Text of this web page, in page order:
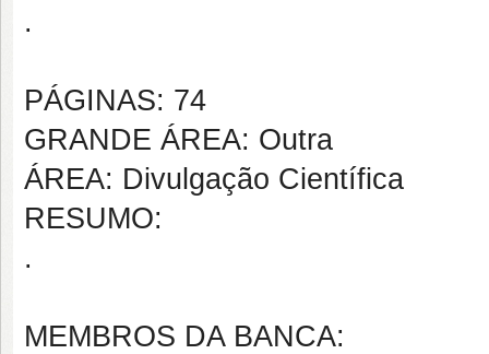
.
PÁGINAS: 74
GRANDE ÁREA: Outra
ÁREA: Divulgação Científica
RESUMO:
.
MEMBROS DA BANCA: